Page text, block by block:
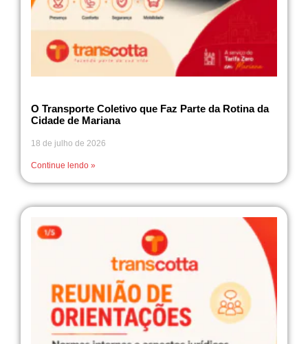
O Transporte Coletivo que Faz Parte da Rotina da
Cidade de Mariana
18 de julho de 2026
Continue lendo »